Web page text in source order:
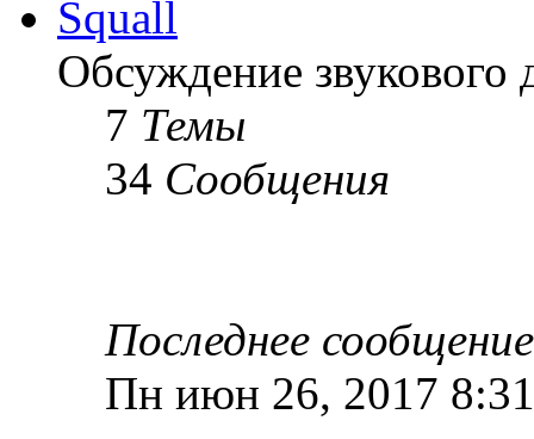
Squall
Обсуждение звукового
7 Темы
34 Сообщения
Последнее сообщение
Пн июн 26, 2017